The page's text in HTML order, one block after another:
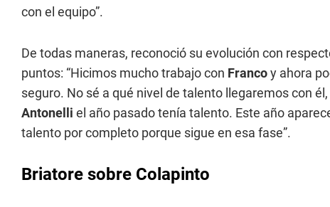
con el equipo”.
De todas maneras, reconoció su evolución con
puntos: “Hicimos mucho trabajo con Francoy ahora
seguro. No sé a qué nivel de talento llegaremos con
Antonelli el año pasado tenía talento. Este año
talento por completo porque sigue en esa fase”.
Briatore sobre Colapinto